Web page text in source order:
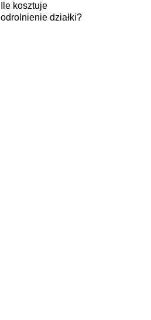
Ile kosztuje
odrolnienie działki?